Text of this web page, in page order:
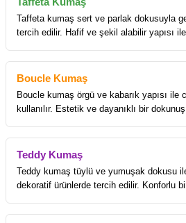
Taffeta kumaş sert ve parlak dokusuyla
tercih edilir. Hafif ve şekil alabilir yapısı
Boucle Kumaş
Boucle kumaş örgü ve kabarık yapısı
kullanılır. Estetik ve dayanıklı bir
Teddy Kumaş
Teddy kumaş tüylü ve yumuşak dokusu
dekoratif ürünlerde tercih edilir. Konforlu